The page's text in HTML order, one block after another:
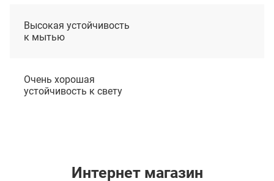
Высокая устойчивость
к мытью
Очень хорошая
устойчивость к свету
Интернет магазин